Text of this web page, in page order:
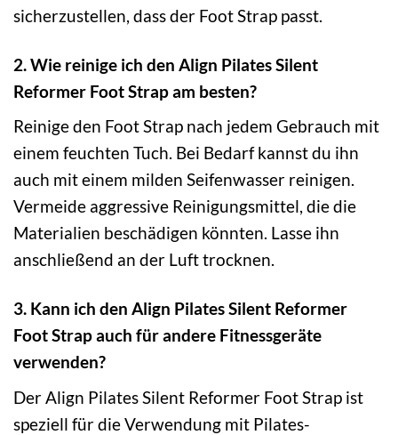
sicherzustellen, dass der Foot Strap passt.
2. Wie reinige ich den Align Pilates Silent
Reformer Foot Strap am besten?
Reinige den Foot Strap nach jedem Gebrauch mit
einem feuchten Tuch. Bei Bedarf kannst du ihn
auch mit einem milden Seifenwasser reinigen.
Vermeide aggressive Reinigungsmittel, die die
Materialien beschädigen könnten. Lasse ihn
anschließend an der Luft trocknen.
3. Kann ich den Align Pilates Silent Reformer
Foot Strap auch für andere Fitnessgeräte
verwenden?
Der Align Pilates Silent Reformer Foot Strap ist
speziell für die Verwendung mit Pilates-